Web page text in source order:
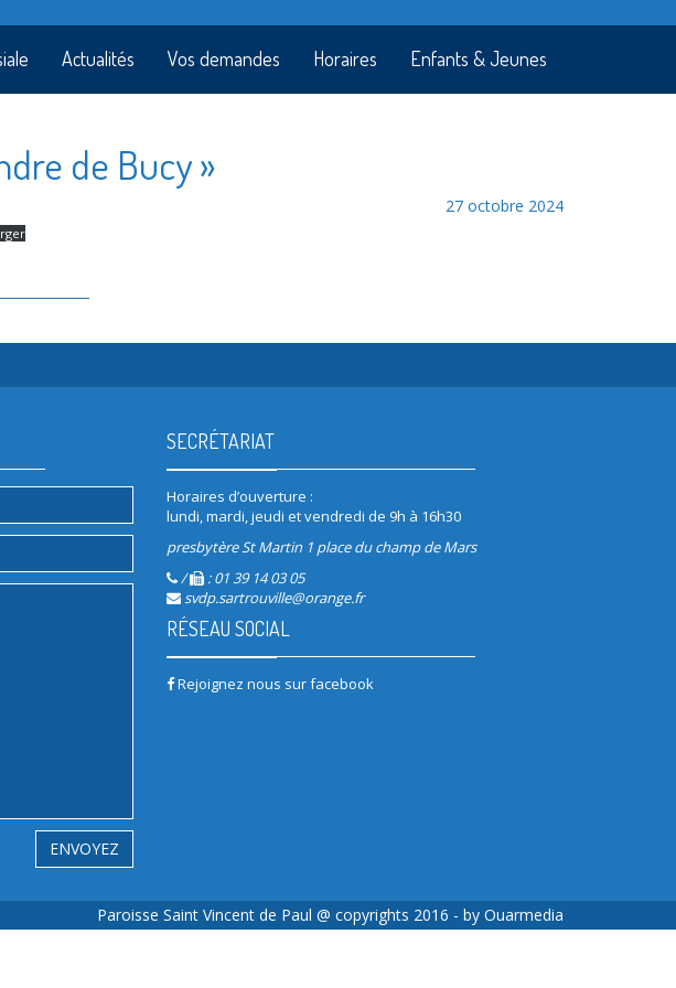
Actualités Vos demandes Horaires Enfants & Jeunes
de Bucy »
27 octobre 2024
SECRÉTARIAT
Horaires d’ouverture :
lundi, mardi, jeudi et vendredi de 9h à 16h30
presbytère St Martin 1 place du champ de Mars
/
: 01 39 14 03 05
svdp.sartrouville@orange.fr
RÉSEAU SOCIAL
Rejoignez nous sur facebook
Paroisse Saint Vincent de Paul @ copyrights 2016 - by Ouarmedia